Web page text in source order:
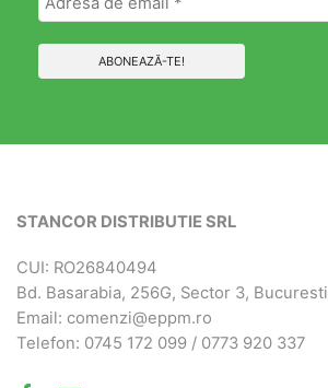
STANCOR DISTRIBUTIE SRL
CUI: RO26840494
Bd. Basarabia, 256G, Sector 3, Bucuresti
Email: comenzi@eppm.ro
Telefon: 0745 172 099 / 0773 920 337